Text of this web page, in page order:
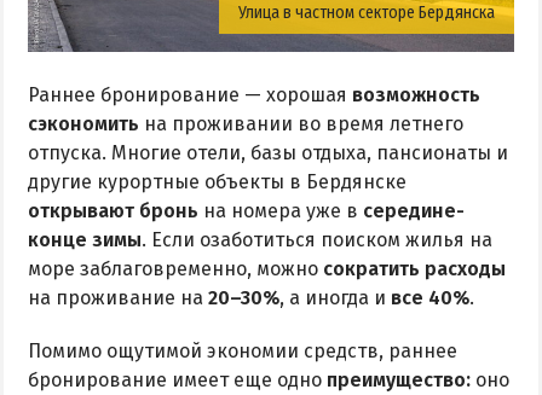
Улица в частном секторе Бердянска
Раннее бронирование — хорошая возможность
сэкономить на проживании во время летнего
отпуска. Многие отели, базы отдыха, пансионаты и
другие курортные объекты в Бердянске
открывают бронь на номера уже в середине-
конце зимы. Если озаботиться поиском жилья на
море заблаговременно, можно сократить расходы
на проживание на 20–30%, а иногда и все 40%.
Помимо ощутимой экономии средств, раннее
бронирование имеет еще одно преимущество: оно